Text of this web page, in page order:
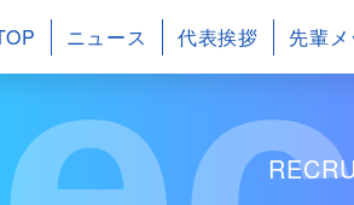
ニュース 代表挨拶 先輩